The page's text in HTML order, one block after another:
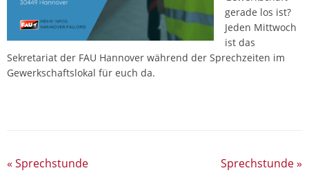
gerade los ist?
Jeden Mittwoch
ist das
Sekretariat der FAU Hannover während der Sprechzeiten im
Gewerkschaftslokal für euch da.
« Sprechstunde Sprechstunde»